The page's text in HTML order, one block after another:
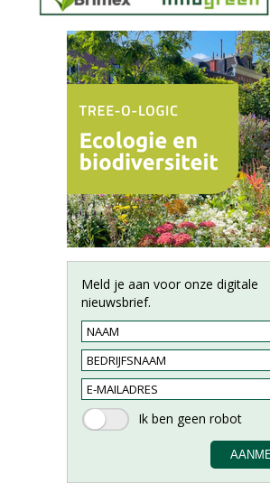
Meld je aan voor onze digitale
nieuwsbrief.